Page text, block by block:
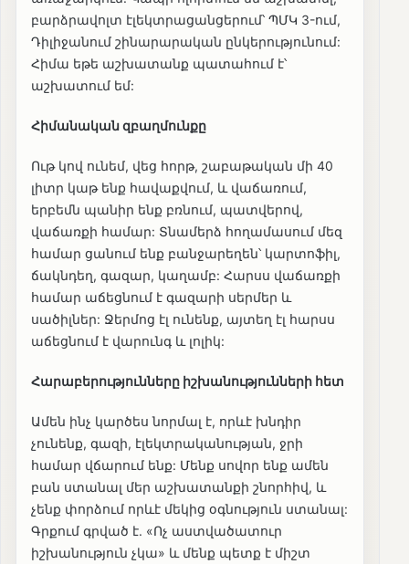
բարձրավոլտ էլեկտրացանցերում՝ ՊՄԿ 3-ում,
Դիլիջանում շինարարական ընկերությունում:
Հիմա եթե աշխատանք պատահում է՝
աշխատում եմ:
Հիմանական զբաղմունքը
Ութ կով ունեմ, վեց հորթ, շաբաթական մի 40
լիտր կաթ ենք հավաքվում, և վաճառում,
երբեմն պանիր ենք բռնում, պատվերով,
վաճառքի համար: Տնամերձ հողամասում մեզ
համար ցանում ենք բանջարեղեն՝ կարտոֆիլ,
ճակնդեղ, գազար, կաղամբ: Հարսս վաճառքի
համար աճեցնում է գազարի սերմեր և
սածիլներ: Ջերմոց էլ ունենք, այտեղ էլ հարսս
աճեցնում է վարունգ և լոլիկ:
Հարաբերությունները իշխանությունների հետ
Ամեն ինչ կարծես նորմալ է, որևէ խնդիր
չունենք, գազի, էլեկտրականության, ջրի
համար վճարում ենք: Մենք սովոր ենք ամեն
բան ստանալ մեր աշխատանքի շնորհիվ, և
չենք փորձում որևէ մեկից օգնություն ստանալ:
Գրքում գրված է. «Ոչ աստվածատուր
իշխանություն չկա» և մենք պետք է միշտ